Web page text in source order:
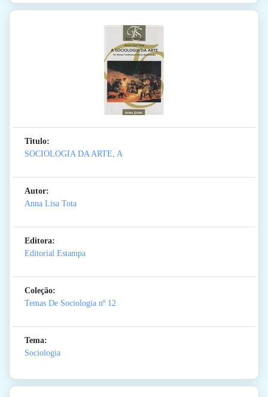
Titulo:
SOCIOLOGIA DA ARTE, A
Autor:
Anna Lisa Tota
Editora:
Editorial Estampa
Coleção:
Temas De Sociologia nº 12
Tema:
Sociologia